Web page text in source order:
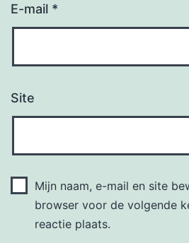
E-mail *
Site
Mijn naam, e-mail en site
browser voor de volgende
reactie plaats.